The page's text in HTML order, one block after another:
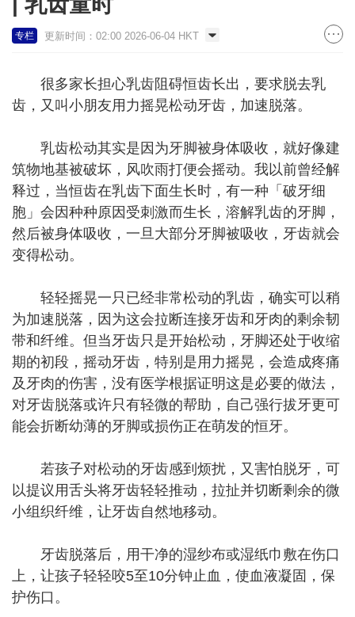
专栏 更新时间：02:00 2026-06-04 HKT
很多家长担心乳齿阻碍恒齿长出，要求脱去乳
齿，又叫小朋友用力摇晃松动牙齿，加速脱落。
乳齿松动其实是因为牙脚被身体吸收，就好像建
筑物地基被破坏，风吹雨打便会摇动。我以前曾经解
释过，当恒齿在乳齿下面生长时，有一种「破牙细
胞」会因种种原因受刺激而生长，溶解乳齿的牙脚，
然后被身体吸收，一旦大部分牙脚被吸收，牙齿就会
变得松动。
轻轻摇晃一只已经非常松动的乳齿，确实可以稍
为加速脱落，因为这会拉断连接牙齿和牙肉的剩余韧
带和纤维。但当牙齿只是开始松动，牙脚还处于收缩
期的初段，摇动牙齿，特别是用力摇晃，会造成疼痛
及牙肉的伤害，没有医学根据证明这是必要的做法，
对牙齿脱落或许只有轻微的帮助，自己强行拔牙更可
能会折断幼薄的牙脚或损伤正在萌发的恒牙。
若孩子对松动的牙齿感到烦扰，又害怕脱牙，可
以提议用舌头将牙齿轻轻推动，拉扯并切断剩余的微
小组织纤维，让牙齿自然地移动。
牙齿脱落后，用干净的湿纱布或湿纸巾敷在伤口
上，让孩子轻轻咬5至10分钟止血，使血液凝固，保
护伤口。